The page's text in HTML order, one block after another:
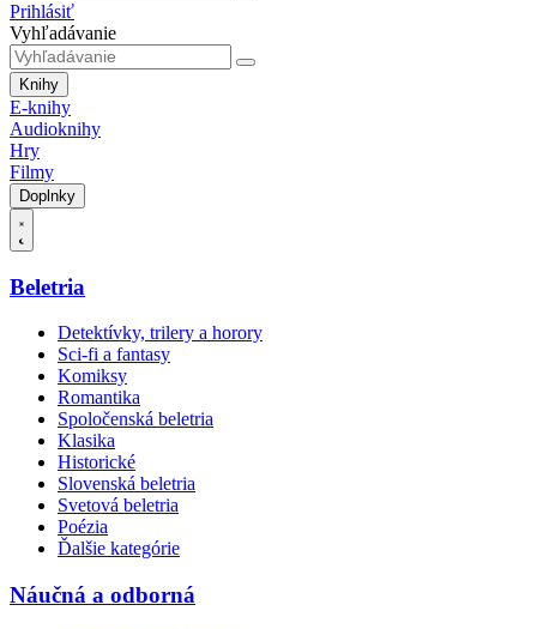
Prihlásiť
Vyhľadávanie
Knihy
E-knihy
Audioknihy
Hry
Filmy
Doplnky
Beletria
Detektívky, trilery a horory
Sci-fi a fantasy
Komiksy
Romantika
Spoločenská beletria
Klasika
Historické
Slovenská beletria
Svetová beletria
Poézia
Ďalšie kategórie
Náučná a odborná